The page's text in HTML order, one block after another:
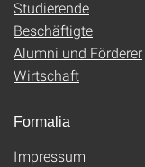
Studierende
Beschäftigte
Alumni und Förderer
Wirtschaft
Formalia
Impressum